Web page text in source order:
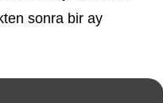
sonra bir ay